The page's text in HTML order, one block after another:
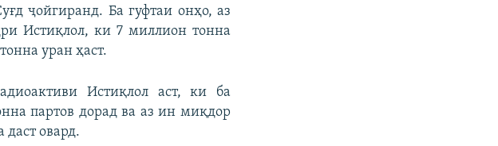
ҷойгиранд. Ба гуфтаи онҳо, аз
Истиқлол, ки 7 миллион тонна
уран ҳаст.
Истиқлол аст, ки ба
партов дорад ва аз ин миқдор
овард.